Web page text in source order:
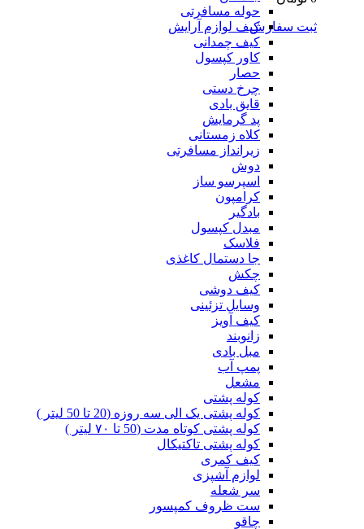
ثبت سفارش
حوله مسافرتی
کیف لوازم آرایش
کیف چمدانی
کاور کپسول
حصار
چرخ دستی
قایق بادی
پد گرمایش
کلاه زمستانی
زیرانداز مسافرتی
دوش
اسپرسو ساز
کرامپون
بادگیر
مبدل کپسول
فلاسک
جا دستمال کاغذی
چکش
کیف دوشی
وسایل تزئینی
کیف آویز
زانوبند
مبل بادی
پمپ آب
مشعل
کوله پشتی
کوله پشتی یک الی سه روزه (20 تا 50 لیتر )
کوله پشتی کوتاه مدت (50 تا ۷۰ لیتر )
کوله پشتی تاکتیکال
کیف کمری
لوازم آشپزی
سر شعله
ست ظروف کمپسور
چاقو